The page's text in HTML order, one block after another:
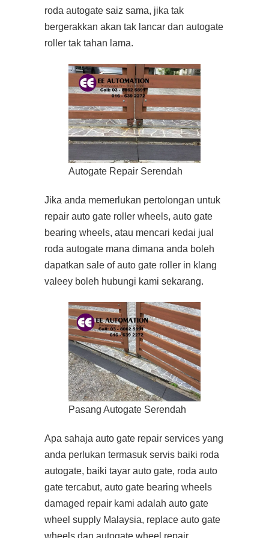
roda autogate saiz sama, jika tak
bergerakkan akan tak lancar dan autogate
roller tak tahan lama.
Autogate Repair Serendah
Jika anda memerlukan pertolongan untuk
repair auto gate roller wheels, auto gate
bearing wheels, atau mencari kedai jual
roda autogate mana dimana anda boleh
dapatkan sale of auto gate roller in klang
valeey boleh hubungi kami sekarang.
Pasang Autogate Serendah
Apa sahaja auto gate repair services yang
anda perlukan termasuk servis baiki roda
autogate, baiki tayar auto gate, roda auto
gate tercabut, auto gate bearing wheels
damaged repair kami adalah auto gate
wheel supply Malaysia, replace auto gate
wheels dan autogate wheel repair